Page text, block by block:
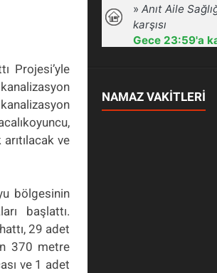
Projesi’yle
ve
bölgesinin
başlattı.
29 adet
370 metre
ve 1 adet
NAMAZ VAKİTLERİ